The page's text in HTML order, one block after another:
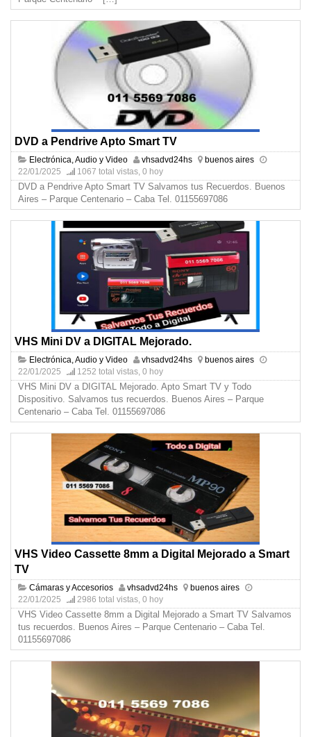
DVD a Pendrive Apto Smart TV
Electrónica, Audio y Video vhsadvd24hs
buenos aires
22/01/2025
1067 total vistas, 0 hoy
DVD a Pendrive Apto Smart TV Salvamos tus Recuerdos. Buenos
Aires – Parque Centenario – Caba Tel. 01155697086
VHS Mini DV a DIGITAL Mejorado.
Electrónica, Audio y Video vhsadvd24hs
buenos aires
22/01/2025
1252 total vistas, 0 hoy
VHS Mini DV a DIGITAL Mejorado. Apto Smart TV y Todo
Dispositivo. Salvamos tus recuerdos. Buenos Aires – Parque
Centenario – Caba Tel. 01155697086
VHS Video Cassette 8mm a Digital Mejorado a Smart
TV
Cámaras y Accesorios vhsadvd24hs
buenos aires
22/01/2025
2986 total vistas, 0 hoy
VHS Video Cassette 8mm a Digital Mejorado a Smart TV Salvamos
tus recuerdos. Buenos Aires – Parque Centenario – Caba Tel.
01155697086